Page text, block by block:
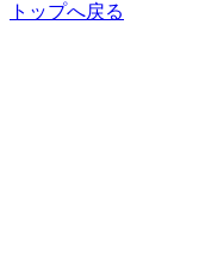
トップへ戻る